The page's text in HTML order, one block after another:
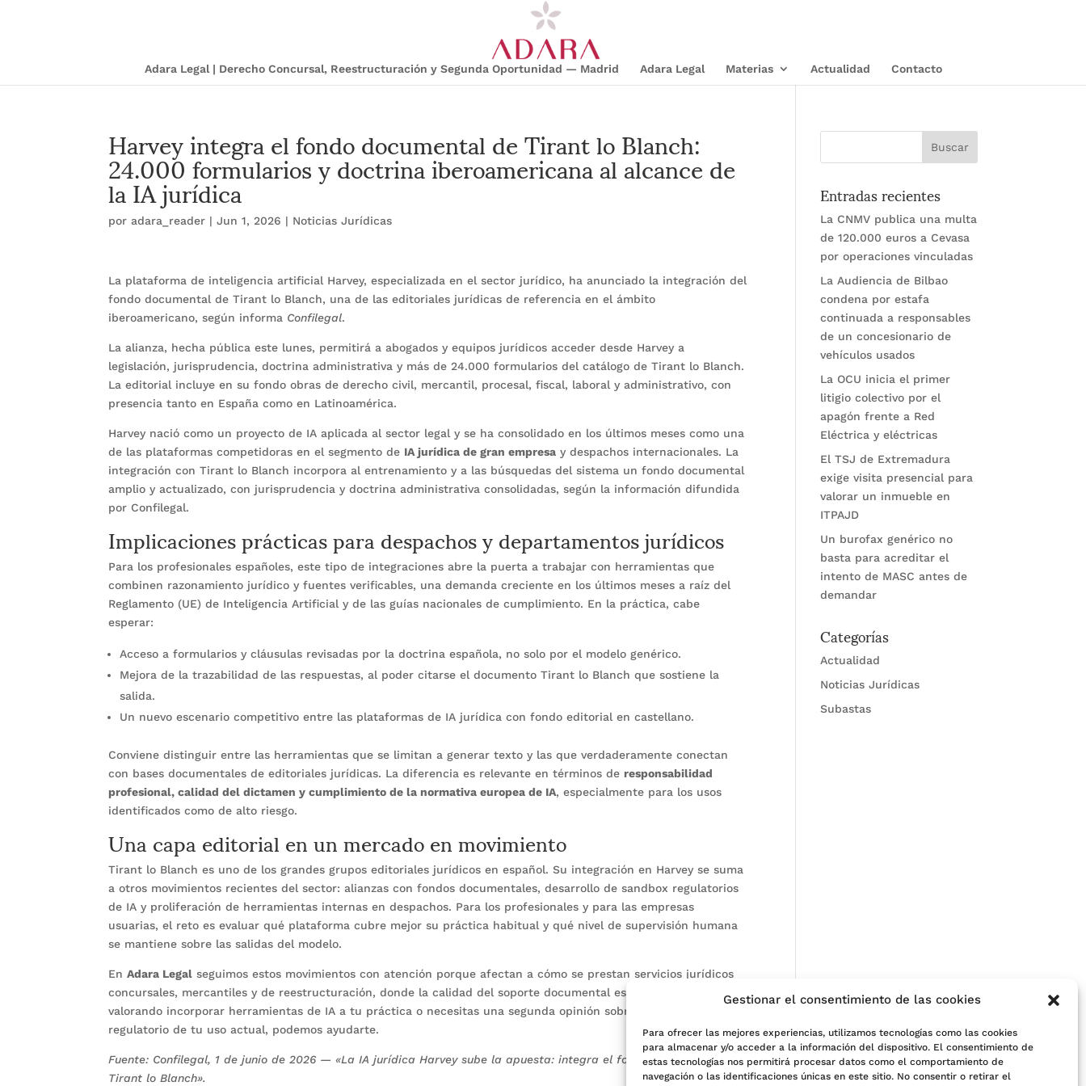
Gestionar el consentimiento de las cookies
Para ofrecer las mejores experiencias, utilizamos tecnologías como las cookies
para almacenar y/o acceder a la información del dispositivo. El consentimiento de
estas tecnologías nos permitirá procesar datos como el comportamiento de
navegación o las identificaciones únicas en este sitio. No consentir o retirar el
Adara Legal | Derecho Concursal, Reestructuración y Segunda Oportunidad — Madrid Adara Legal Materias Actualidad Contacto
Harvey integra el fondo documental de Tirant lo Blanch:
24.000 formularios y doctrina iberoamericana al alcance de
la IA jurídica
poradara_reader |Jun 1, 2026 | Noticias Jurídicas
La plataforma de inteligencia artificial Harvey, especializada en el sector jurídico, ha anunciado la integración del
fondo documental de Tirant lo Blanch, una de las editoriales jurídicas de referencia en el ámbito
iberoamericano, según informa Confilegal.
La alianza, hecha pública este lunes, permitirá a abogados y equipos jurídicos acceder desde Harvey a
legislación, jurisprudencia, doctrina administrativa y más de 24.000 formularios del catálogo de Tirant lo Blanch.
La editorial incluye en su fondo obras de derecho civil, mercantil, procesal, fiscal, laboral y administrativo, con
presencia tanto en España como en Latinoamérica.
Harvey nació como un proyecto de IA aplicada al sector legal y se ha consolidado en los últimos meses como una
de las plataformas competidoras en el segmento de IA jurídica de gran empresa y despachos internacionales. La
integración con Tirant lo Blanch incorpora al entrenamiento y a las búsquedas del sistema un fondo documental
amplio y actualizado, con jurisprudencia y doctrina administrativa consolidadas, según la información difundida
por Confilegal.
Implicaciones prácticas para despachos y departamentos jurídicos
Para los profesionales españoles, este tipo de integraciones abre la puerta a trabajar con herramientas que
combinen razonamiento jurídico y fuentes verificables, una demanda creciente en los últimos meses a raíz del
Reglamento (UE) de Inteligencia Artificial y de las guías nacionales de cumplimiento. En la práctica, cabe
esperar:
Acceso a formularios y cláusulas revisadas por la doctrina española, no solo por el modelo genérico.
Mejora de la trazabilidad de las respuestas, al poder citarse el documento Tirant lo Blanch que sostiene la
salida.
Un nuevo escenario competitivo entre las plataformas de IA jurídica con fondo editorial en castellano.
Conviene distinguir entre las herramientas que se limitan a generar texto y las que verdaderamente conectan
con bases documentales de editoriales jurídicas. La diferencia es relevante en términos deresponsabilidad
profesional, calidad del dictamen y cumplimiento de la normativa europea de IA, especialmente para los usos
identificados como de alto riesgo.
Una capa editorial en un mercado en movimiento
Tirant lo Blanch es uno de los grandes grupos editoriales jurídicos en español. Su integración en Harvey se suma
a otros movimientos recientes del sector: alianzas con fondos documentales, desarrollo de sandbox regulatorios
de IA y proliferación de herramientas internas en despachos. Para los profesionales y para las empresas
usuarias, el reto es evaluar qué plataforma cubre mejor su práctica habitual y qué nivel de supervisión humana
se mantiene sobre las salidas del modelo.
EnAdara Legal seguimos estos movimientos con atención porque afectan a cómo se prestan servicios jurídicos
concursales, mercantiles y de reestructuración, donde la calidad del soporte documental es crítica. Si estás
valorando incorporar herramientas de IA a tu práctica o necesitas una segunda opinión sobre el encaje
regulatorio de tu uso actual, podemos ayudarte.
Fuente: Confilegal, 1 de junio de 2026 — «La IA jurídica Harvey sube la apuesta: integra el fondo documental de
Tirant lo Blanch».
Entradas recientes
La CNMV publica una multa
de 120.000 euros a Cevasa
por operaciones vinculadas
La Audiencia de Bilbao
condena por estafa
continuada a responsables
de un concesionario de
vehículos usados
La OCU inicia el primer
litigio colectivo por el
apagón frente a Red
Eléctrica y eléctricas
El TSJ de Extremadura
exige visita presencial para
valorar un inmueble en
ITPAJD
Un burofax genérico no
basta para acreditar el
intento de MASC antes de
demandar
Categorías
Actualidad
Noticias Jurídicas
Subastas